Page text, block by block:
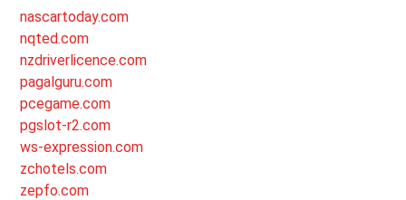
nascartoday.com
nqted.com
nzdriverlicence.com
pagalguru.com
pcegame.com
pgslot-r2.com
ws-expression.com
zchotels.com
zepfo.com